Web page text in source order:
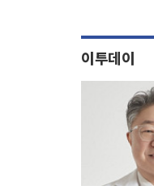
이투데이